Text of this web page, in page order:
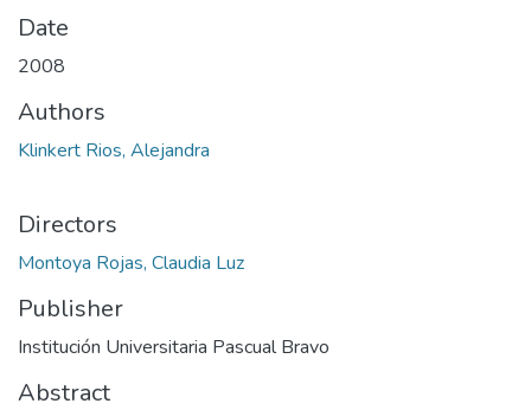
Date
2008
Authors
Klinkert Rios, Alejandra
Directors
Montoya Rojas, Claudia Luz
Publisher
Institución Universitaria Pascual Bravo
Abstract